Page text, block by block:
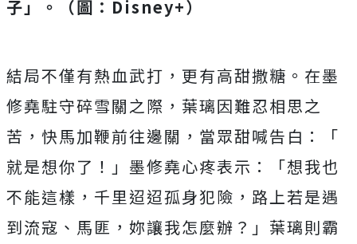
子」。（圖：Disney+）
結局不僅有熱血武打，更有高甜撒糖。在墨
修堯駐守碎雪關之際， 葉璃因難忍相思之
苦，快馬加鞭前往邊關，當眾甜喊告白：「
就是想你了！」墨修堯心疼表示：「想我也
不能這樣， 千里迢迢孤身犯險，路上若是遇
到流寇、馬匪，妳讓我怎麼辦？」 葉璃則霸